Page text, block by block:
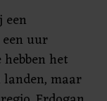
een
uur
het
landen, maar